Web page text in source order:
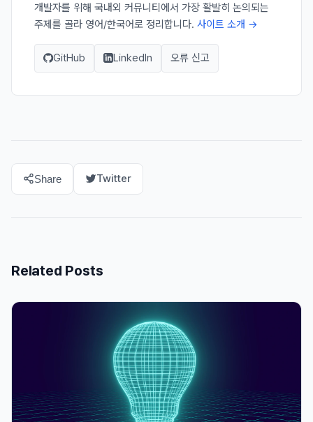
개발자를 위해 국내외 커뮤니티에서 가장 활발히 논의되는
주제를 골라 영어/한국어로 정리합니다. 사이트 소개 →
GitHub LinkedIn 오류 신고
Share Twitter
Related Posts